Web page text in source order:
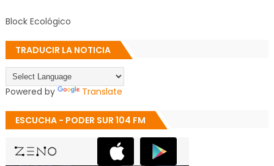
Block Ecológico
TRADUCIR LA NOTICIA
Powered by Translate
ESCUCHA - PODER SUR 104 FM